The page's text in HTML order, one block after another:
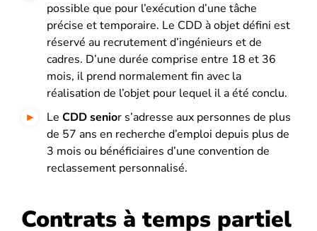
possible que pour l’exécution d’une tâche
précise et temporaire. Le CDD à objet défini est
réservé au recrutement d’ingénieurs et de
cadres. D’une durée comprise entre 18 et 36
mois, il prend normalement fin avec la
réalisation de l’objet pour lequel il a été conclu.
Le CDD senior s’adresse aux personnes de plus
de 57 ans en recherche d’emploi depuis plus de
3 mois ou bénéficiaires d’une convention de
reclassement personnalisé.
Contrats à temps partiel